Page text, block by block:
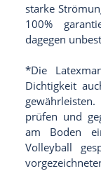
starke
100%
dagegen
*Die
Dichtigkeit
prüfen und
am Boden
Volleyball